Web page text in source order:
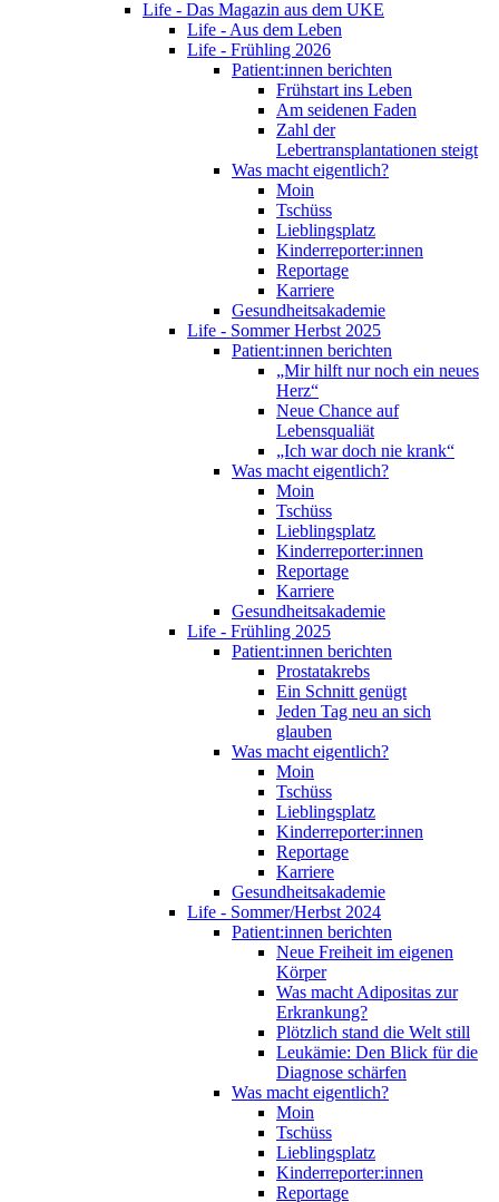
Life - Das Magazin aus dem UKE
Life - Aus dem Leben
Life - Frühling 2026
Patient:innen berichten
Frühstart ins Leben
Am seidenen Faden
Zahl der
Lebertransplantationen steigt
Was macht eigentlich?
Moin
Tschüss
Lieblingsplatz
Kinderreporter:innen
Reportage
Karriere
Gesundheitsakademie
Life - Sommer Herbst 2025
Patient:innen berichten
„Mir hilft nur noch ein neues
Herz“
Neue Chance auf
Lebensqualiät
„Ich war doch nie krank“
Was macht eigentlich?
Moin
Tschüss
Lieblingsplatz
Kinderreporter:innen
Reportage
Karriere
Gesundheitsakademie
Life - Frühling 2025
Patient:innen berichten
Prostatakrebs
Ein Schnitt genügt
Jeden Tag neu an sich
glauben
Was macht eigentlich?
Moin
Tschüss
Lieblingsplatz
Kinderreporter:innen
Reportage
Karriere
Gesundheitsakademie
Life - Sommer/Herbst 2024
Patient:innen berichten
Neue Freiheit im eigenen
Körper
Was macht Adipositas zur
Erkrankung?
Plötzlich stand die Welt still
Leukämie: Den Blick für die
Diagnose schärfen
Was macht eigentlich?
Moin
Tschüss
Lieblingsplatz
Kinderreporter:innen
Reportage